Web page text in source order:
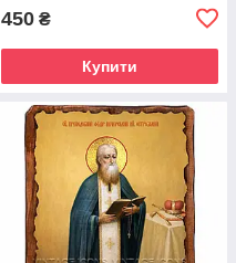
450 ₴
Купити